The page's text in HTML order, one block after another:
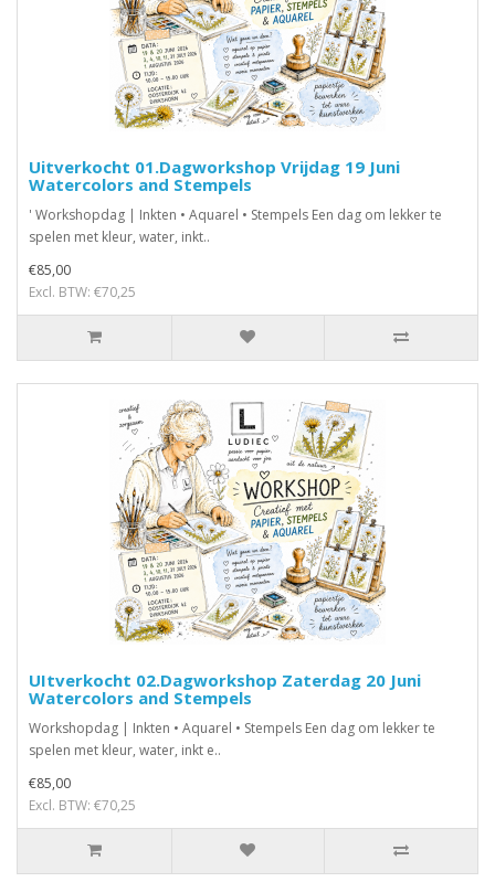
Uitverkocht 01.Dagworkshop Vrijdag 19 Juni
Watercolors and Stempels
' Workshopdag | Inkten • Aquarel • Stempels Een dag om lekker te
spelen met kleur, water, inkt..
€85,00
Excl. BTW: €70,25
UItverkocht 02.Dagworkshop Zaterdag 20 Juni
Watercolors and Stempels
Workshopdag | Inkten • Aquarel • Stempels Een dag om lekker te
spelen met kleur, water, inkt e..
€85,00
Excl. BTW: €70,25